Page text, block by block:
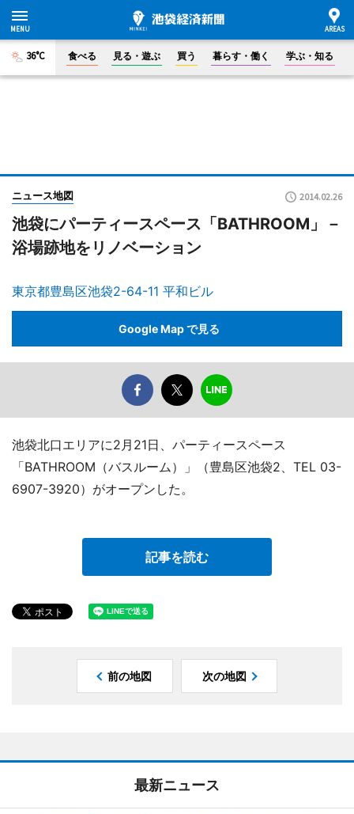
36°C 食べる 見る・遊ぶ 買う 暮らす・働く 学ぶ・知る
ニュース地図 2014.02.26
池袋にパーティースペース「BATHROOM」－
浴場跡地をリノベーション
東京都豊島区池袋2-64-11 平和ビル
Google Map で見る
池袋北口エリアに2月21日、パーティースペース
「BATHROOM（バスルーム）」（豊島区池袋2、TEL 03-
6907-3920）がオープンした。
記事を読む
前の地図 次の地図
最新ニュース